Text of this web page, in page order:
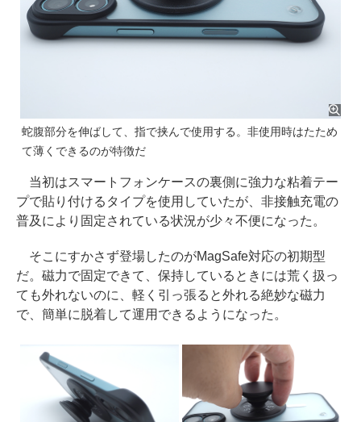
蛇腹部分を伸ばして、指で挟んで使用する。非使用時はたため
て薄くできるのが特徴だ
当初はスマートフォンケースの裏側に強力な粘着テー
プで貼り付けるタイプを使用していたが、非接触充電の
普及により固定されている状況が少々不便になった。
そこにすかさず登場したのがMagSafe対応の初期型
だ。磁力で固定できて、保持しているときには荒く扱っ
ても外れないのに、軽く引っ張ると外れる絶妙な磁力
で、簡単に脱着して運用できるようになった。